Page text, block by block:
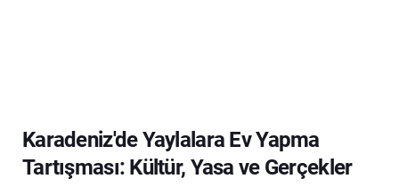
Karadeniz'de Yaylalara Ev Yapma
Tartışması: Kültür, Yasa ve Gerçekler